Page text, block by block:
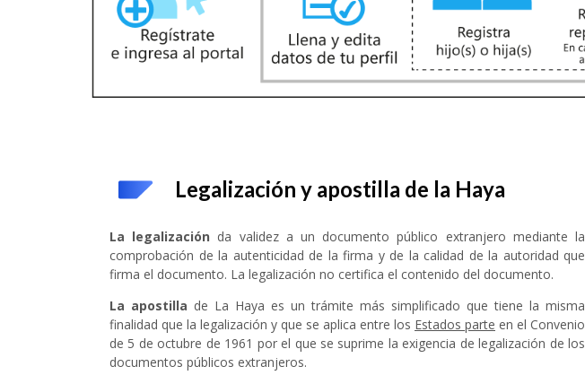
Legalización y apostilla de la Haya
La legalización da validez a un documento público extranjero mediante la
comprobación de la autenticidad de la firma y de la calidad de la autoridad que
firma el documento. La legalización no certifica el contenido del documento.
La apostilla de La Haya es un trámite más simplificado que tiene la misma
finalidad que la legalización y que se aplica entre los Estados parte en el Convenio
de 5 de octubre de 1961 por el que se suprime la exigencia de legalización de los
documentos públicos extranjeros.